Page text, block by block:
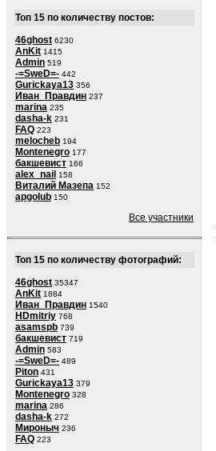
Топ 15 по количеству постов:
46ghost 6230
AnKit 1415
Admin 519
-=SweD=- 442
Gurickaya13 356
Иван_Правдин 237
marina 235
dasha-k 231
FAQ 223
melocheb 194
Montenegro 177
бакшевист 166
alex_nail 158
Виталий Мазепа 152
apgolub 150
Все участники
Топ 15 по количеству фотографий:
46ghost 35347
AnKit 1884
Иван_Правдин 1540
HDmitriy 768
asamspb 739
бакшевист 719
Admin 583
-=SweD=- 489
Piton 431
Gurickaya13 379
Montenegro 328
marina 286
dasha-k 272
Мироныч 236
FAQ 223